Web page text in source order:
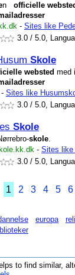
n officielle
- Sites like
3.0 / 5.0,
Skole
websted med
- Sites like
3.0 / 5.0,
Skole
skole.
- Sites like
3.0 / 5.0,
1 2 3 4 5 6
europa
to find similar,